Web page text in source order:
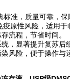
准，质量可靠，保
原性风险，适用于
流程，节省时间。
，显著提升复苏后
风险，便于操作与